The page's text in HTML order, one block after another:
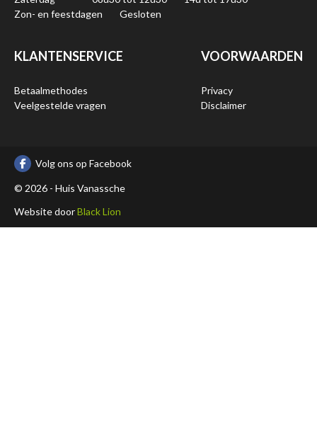
Zon- en feestdagen
Gesloten
KLANTENSERVICE
Betaalmethodes
Veelgestelde vragen
VOORWAARDEN
Privacy
Disclaimer
Volg ons op Facebook
© 2026 - Huis Vanassche
Website doorBlack Lion